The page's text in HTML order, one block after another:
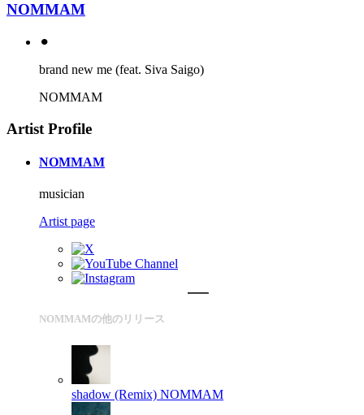
NOMMAM
⚫︎
brand new me (feat. Siva Saigo)
NOMMAM
Artist Profile
NOMMAM
musician
Artist page
NOMMAMの他のリリース
shadow (Remix) NOMMAM